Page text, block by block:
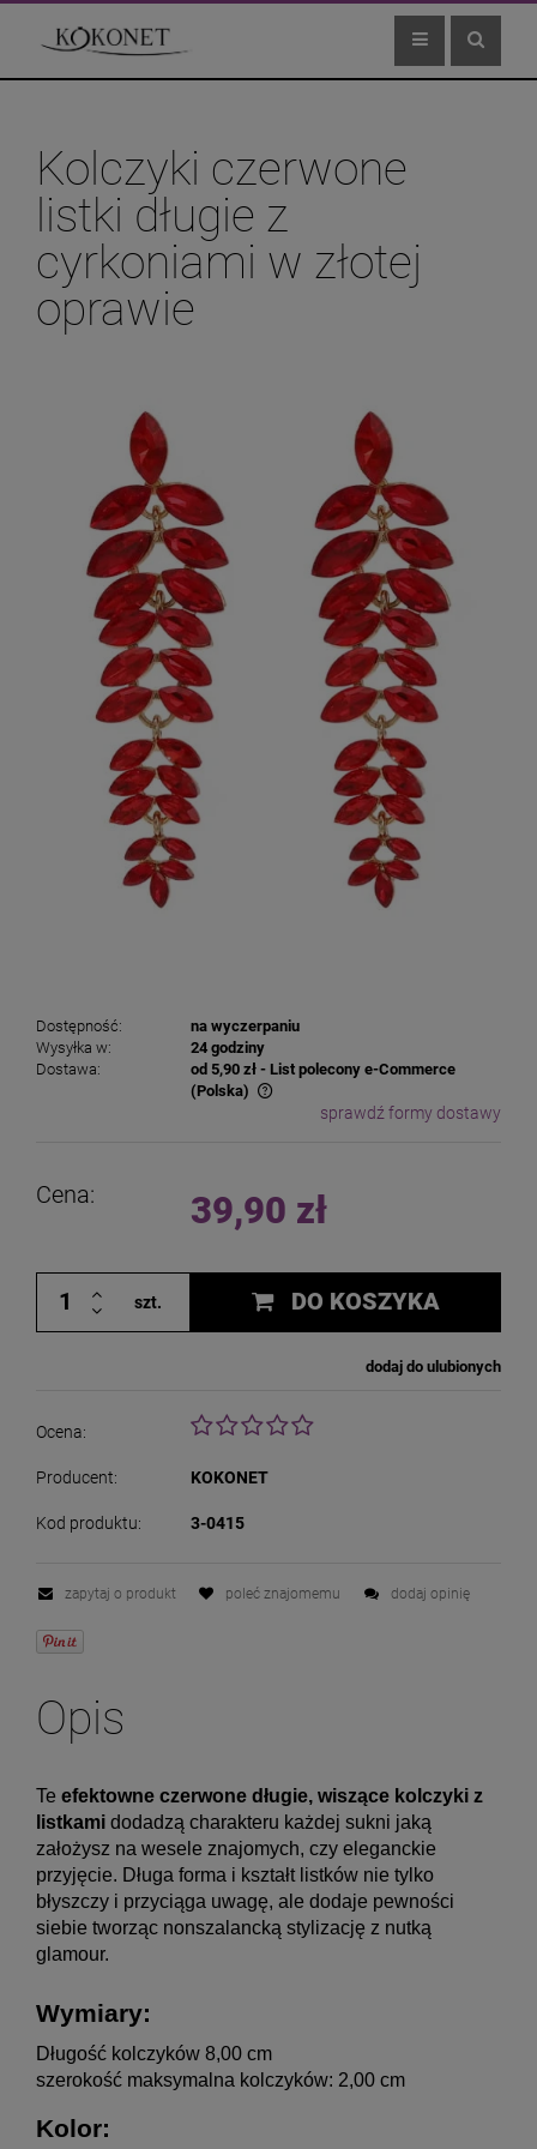
Kolczyki czerwone
listki długie z
cyrkoniami w złotej
oprawie
Dostępność:
na wyczerpaniu
Wysyłka w:
24 godziny
Dostawa:
od 5,90 zł - List polecony e-Commerce
(Polska)
Cena nie zawiera ewentualnych kosztów płatnościsprawdź formy dostawy
Cena: 39,90 zł
szt. DO KOSZYKA
dodaj do ulubionych
Ocena:
Producent: KOKONET
Kod produktu: 3-0415
zapytaj o produkt poleć znajomemu dodaj opinię
Opis
Te efektowne czerwone długie, wiszące kolczyki z
listkami dodadzą charakteru każdej sukni jaką
założysz na wesele znajomych, czy eleganckie
przyjęcie. Długa forma i kształt listków nie tylko
błyszczy i przyciąga uwagę, ale dodaje pewności
siebie tworząc nonszalancką stylizację z nutką
glamour.
Wymiary:
Długość kolczyków 8,00 cm
szerokość maksymalna kolczyków: 2,00 cm
Kolor: